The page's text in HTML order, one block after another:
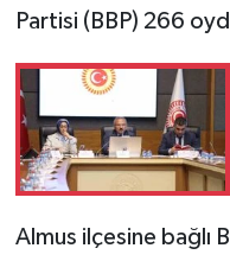
Partisi (BBP) 266
Almus ilçesine bağlı